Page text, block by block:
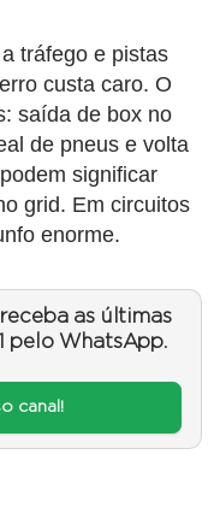
tráfego e pistas
custa caro. O
saída de box no
de pneus e volta
significar
grid. Em circuitos
enorme.
as últimas
pelo WhatsApp.
canal!